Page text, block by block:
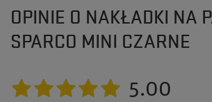
OPINIE O NAKŁADKI NA
SPARCO MINI CZARNE
5.00